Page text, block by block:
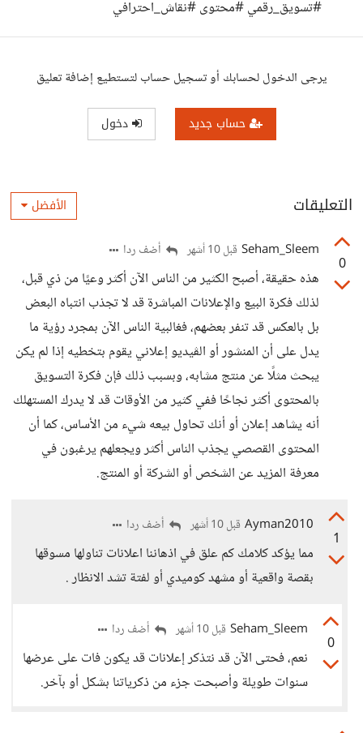
#تسويق_رقمي #محتوى #نقاش_احترافي
يرجى الدخول لحسابك أو تسجيل حساب لتستطيع إضافة تعليق
حساب جديد دخول
التعليقات الأفضل
0
Seham_Sleem قبل 10 أشهر أضف ردا
هذه حقيقة، أصبح الكثير من الناس الآن أكثر وعيًا من ذي قبل،
لذلك فكرة البيع والإعلانات المباشرة قد لا تجذب انتباه البعض
بل بالعكس قد تنفر بعضهم، فغالبية الناس الآن بمجرد رؤية ما
يدل على أن المنشور أو الڤيديو إعلاني يقوم بتخطيه إذا لم يكن
يبحث مثلًا عن منتج مشابه، وبسبب ذلك فإن فكرة التسويق
بالمحتوى أكثر نجاحًا ففي كثير من الأوقات قد لا يدرك المستهلك
أنه يشاهد إعلان أو أنك تحاول بيعه شيء من الأساس، كما أن
المحتوى القصصي يجذب الناس أكثر ويجعلهم يرغبون في
معرفة المزيد عن الشخص أو الشركة أو المنتج.
1
Ayman2010 قبل 10 أشهر أضف ردا
مما يؤكد كلامك كم علق في اذهاننا اعلانات تناولها مسوقها
بقصة واقعية أو مشهد كوميدي أو لفتة تشد الانظار .
0
Seham_Sleem قبل 10 أشهر أضف ردا
نعم، فحتى الآن قد نتذكر إعلانات قد يكون فات على عرضها
سنوات طويلة وأصبحت جزء من ذكرياتنا بشكل أو بآخر.